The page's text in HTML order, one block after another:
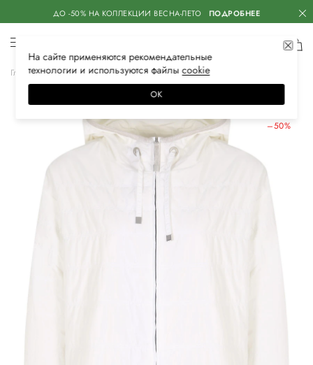
ДО -50% НА КОЛЛЕКЦИИ ВЕСНА-ЛЕТО ПОДРОБНЕЕ
Главная Женская Одежда Верхняя одежда Куртки
–50%
На сайте применяются рекомендательные
технологии и используются файлысооkiе
ОК